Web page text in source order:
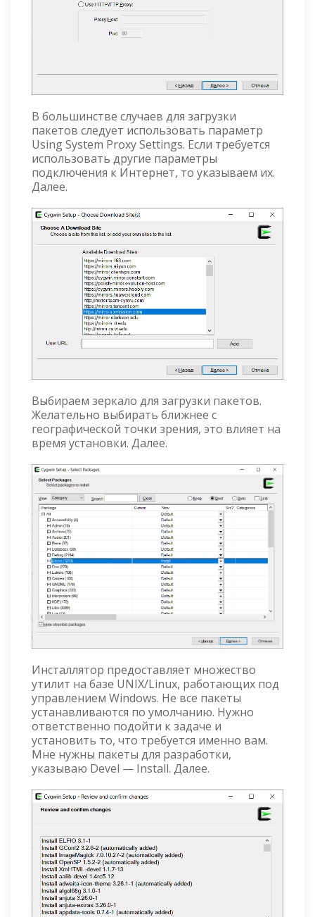
В большинстве случаев для загрузки
пакетов следует использовать параметр
Using System Proxy Settings. Если требуется
использовать другие параметры
подключения к Интернет, то указываем их.
Далее.
Выбираем зеркало для загрузки пакетов.
Желательно выбирать ближнее с
географической точки зрения, это влияет на
время установки. Далее.
Инсталлятор предоставляет множество
утилит на базе UNIX/Linux, работающих под
управлением Windows. Не все пакеты
устанавливаются по умолчанию. Нужно
ответственно подойти к задаче и
установить то, что требуется именно вам.
Мне нужны пакеты для разработки,
указываю Devel — Install. Далее.